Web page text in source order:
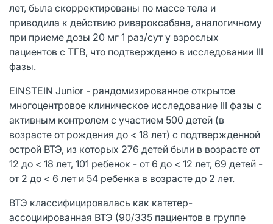
лет, была скорректированы по массе тела и
приводила к действию ривароксабана, аналогичному
при приеме дозы 20 мг 1 раз/сут у взрослых
пациентов с ТГВ, что подтверждено в исследовании III
фазы.
EINSTEIN Junior - рандомизированное открытое
многоцентровое клиническое исследование III фазы с
активным контролем с участием 500 детей (в
возрасте от рождения до < 18 лет) с подтвержденной
острой ВТЭ, из которых 276 детей были в возрасте от
12 до < 18 лет, 101 ребенок - от 6 до < 12 лет, 69 детей -
от 2 до < 6 лет и 54 ребенка в возрасте до 2 лет.
ВТЭ классифицировалась как катетер-
ассоциированная ВТЭ (90/335 пациентов в группе